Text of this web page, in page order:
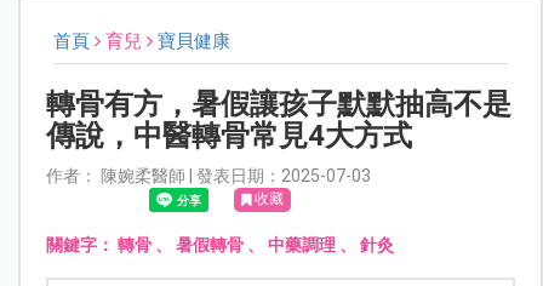
首頁 育兒 寶貝健康
轉骨有方，暑假讓孩子默默抽高不是
傳說，中醫轉骨常見4大方式
作者： 陳婉柔醫師 | 發表日期：2025-07-03
收藏
關鍵字： 轉骨、 暑假轉骨、 中藥調理、 針灸